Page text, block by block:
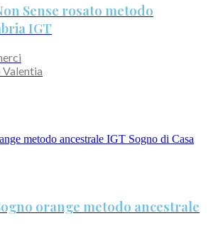
Sense rosato metodo
IGT
Valentia
orange metodo ancestrale